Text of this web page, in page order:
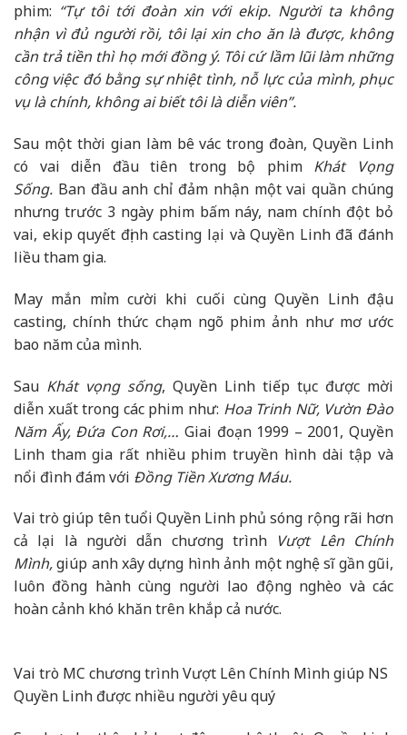
phim: “Tự tôi tới đoàn xin với ekip. Người ta không
nhận vì đủ người rồi, tôi lại xin cho ăn là được, không
cần trả tiền thì họ mới đồng ý. Tôi cứ lầm lũi làm những
công việc đó bằng sự nhiệt tình, nỗ lực của mình, phục
vụ là chính, không ai biết tôi là diễn viên”.
Sau một thời gian làm bê vác trong đoàn, Quyền Linh
có vai diễn đầu tiên trong bộ phim Khát Vọng
Sống. Ban đầu anh chỉ đảm nhận một vai quần chúng
nhưng trước 3 ngày phim bấm náy, nam chính đột bỏ
vai, ekip quyết định casting lại và Quyền Linh đã đánh
liều tham gia.
May mắn mỉm cười khi cuối cùng Quyền Linh đậu
casting, chính thức chạm ngõ phim ảnh như mơ ước
bao năm của mình.
Sau Khát vọng sống, Quyền Linh tiếp tục được mời
diễn xuất trong các phim như: Hoa Trinh Nữ, Vườn Đào
Năm Ấy, Đứa Con Rơi,… Giai đoạn 1999 – 2001, Quyền
Linh tham gia rất nhiều phim truyền hình dài tập và
nổi đình đám với Đồng Tiền Xương Máu.
Vai trò giúp tên tuổi Quyền Linh phủ sóng rộng rãi hơn
cả lại là người dẫn chương trình Vượt Lên Chính
Mình,giúp anh xây dựng hình ảnh một nghệ sĩ gần gũi,
luôn đồng hành cùng người lao động nghèo và các
hoàn cảnh khó khăn trên khắp cả nước.
Vai trò MC chương trình Vượt Lên Chính Mình giúp NS
Quyền Linh được nhiều người yêu quý